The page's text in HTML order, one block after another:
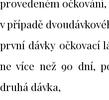
provedeném
v případě
první dávky očkovací
ne více než 90 dní,
druhá dávka,